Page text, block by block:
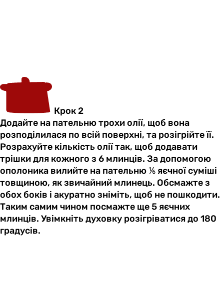
Крок 2
Додайте на пательню трохи олії, щоб вона
розподілилася по всій поверхні, та розігрійте її.
Розрахуйте кількість олії так, щоб додавати
трішки для кожного з 6 млинців. За допомогою
ополоника вилийте на пательню ⅙ яєчної суміші
товщиною, як звичайний млинець. Обсмажте з
обох боків і акуратно зніміть, щоб не пошкодити.
Таким самим чином посмажте ще 5 яєчних
млинців. Увімкніть духовку розігріватися до 180
градусів.